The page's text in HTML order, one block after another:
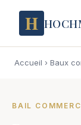
H
Accueil › Baux
BAIL